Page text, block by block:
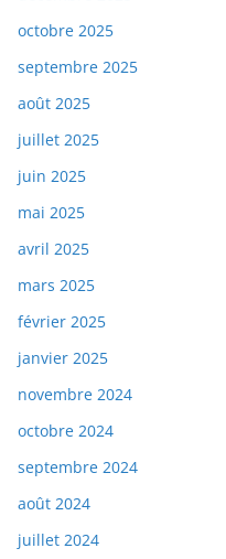
octobre 2025
septembre 2025
août 2025
juillet 2025
juin 2025
mai 2025
avril 2025
mars 2025
février 2025
janvier 2025
novembre 2024
octobre 2024
septembre 2024
août 2024
juillet 2024